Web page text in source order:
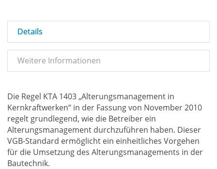
Details
Weitere Informationen
Die Regel KTA 1403 „Alterungsmanagement in
Kernkraftwerken“ in der Fassung von November 2010
regelt grundlegend, wie die Betreiber ein
Alterungsmanagement durchzuführen haben. Dieser
VGB-Standard ermöglicht ein einheitliches Vorgehen
für die Umsetzung des Alterungsmanagements in der
Bautechnik.